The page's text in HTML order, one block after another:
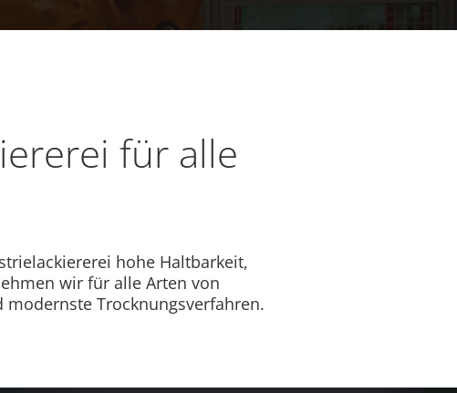
für alle
hohe Haltbarkeit,
wir für alle Arten von
Trocknungsverfahren.